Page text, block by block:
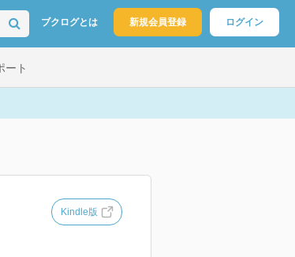
ブクログとは 新規会員登録 ログイン
ート
Kindle版